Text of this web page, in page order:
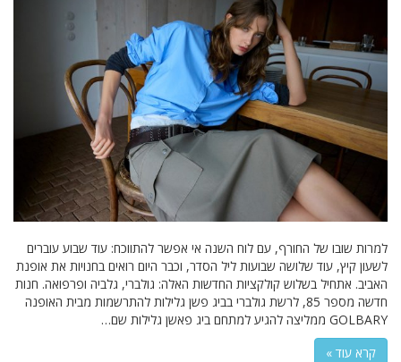
למרות שובו של החורף, עם לוח השנה אי אפשר להתווכח: עוד שבוע עוברים
לשעון קיץ, עוד שלושה שבועות ליל הסדר, וכבר היום רואים בחנויות את אופנת
האביב. אתחיל בשלוש קולקציות החדשות האלה: גולברי, גלביה ופרפואה. חנות
חדשה מספר 85, לרשת גולברי בביג פשן גלילות להתרשמות מבית האופנה
GOLBARY ממליצה להגיע למתחם ביג פאשן גלילות שם…
קרא עוד »